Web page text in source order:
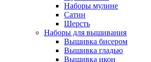
Наборы мулине
Сатин
Шерсть
Наборы для вышивания
Вышивка бисером
Вышивка гладью
Вышивка икон